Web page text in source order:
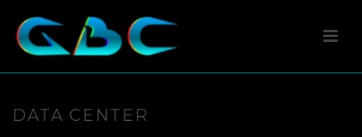
DATA CENTER